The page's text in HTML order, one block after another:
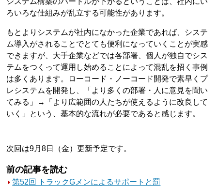
ろいろな仕組みが乱立する可能性があります。
もとよりシステムが社内になかった企業であれば、システ
ム導入がされることでとても便利になっていくことが実感
できますが、大手企業などでは各部署、個人が独自でシス
テムをつくって運用し始めることによって混乱を招く事例
は多くあります。ローコード・ノーコード開発で素早くプ
レシステムを開発し、「より多くの部署・人に意見を聞い
てみる」→「より広範囲の人たちが使えるように改良して
いく」という、基本的な流れが必要であると感じます。
次回は9月8日（金）更新予定です。
前の記事を読む
第52回 トラックGメンによるサポートと罰